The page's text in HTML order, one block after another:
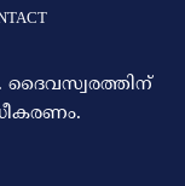
ദൈവസ്വരത്തിന്‌